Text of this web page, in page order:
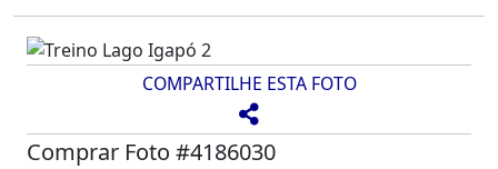
COMPARTILHE ESTA FOTO
Comprar Foto #4186030